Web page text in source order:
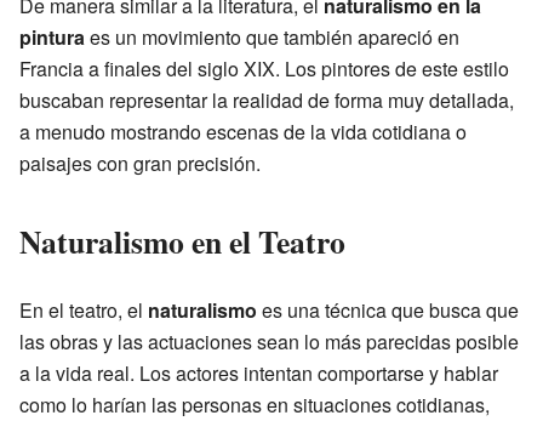
pinturaes un movimiento que también apareció en
Francia a finales del siglo XIX. Los pintores de este estilo
buscaban representar la realidad de forma muy detallada,
a menudo mostrando escenas de la vida cotidiana o
paisajes con gran precisión.
Naturalismo en el Teatro
En el teatro, el naturalismo es una técnica que busca que
las obras y las actuaciones sean lo más parecidas posible
a la vida real. Los actores intentan comportarse y hablar
como lo harían las personas en situaciones cotidianas,